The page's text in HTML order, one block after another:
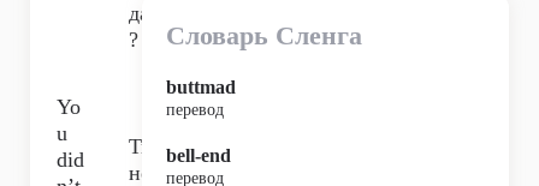
да
?
Yo
u
did
Ты
не
Словарь Сленга
buttmad
перевод
bell-end
перевод